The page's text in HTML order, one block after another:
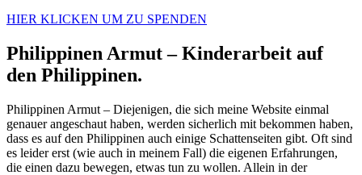
HIER KLICKEN UM ZU SPENDEN
Philippinen Armut – Kinderarbeit auf
den Philippinen.
Philippinen Armut – Diejenigen, die sich meine Website einmal
genauer angeschaut haben, werden sicherlich mit bekommen haben,
dass es auf den Philippinen auch einige Schattenseiten gibt. Oft sind
es leider erst (wie auch in meinem Fall) die eigenen Erfahrungen,
die einen dazu bewegen, etwas tun zu wollen. Allein in der